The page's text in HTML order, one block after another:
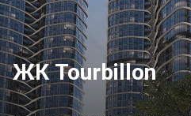
ЖК Tourbillon